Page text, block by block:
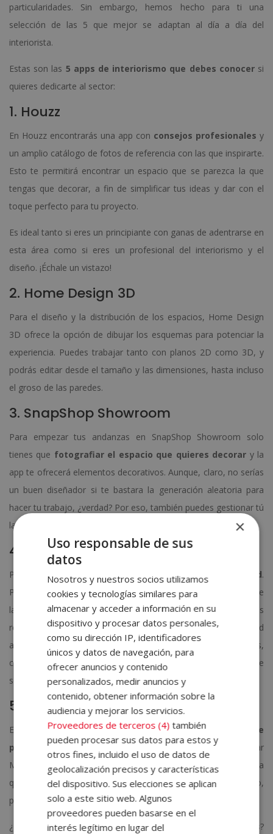
particularidades. Sin embargo, hemos hecho para ti una
selección de las 5 que mejor se adaptan al día a día del
interiorista.
Estas son las 5 apps de interiorismo que debes conocersi
quieres dedicarte al sector:
1. Houzz
En Houzz encontrarás una app con consejos profesionales y
un amplio catálogo de fotos de referencia con las que inspirarte.
Esto te permitirá encontrar un espacio que se parezca la que
tengas que decorar, a fin de simplificar tus ideas y dar con el
toque perfecto para tu proyecto.
Es ideal tanto si eres un principiante con ganas de adentrarse en
esta área como si eres un profesional del interiorismo y el
diseño. ¡Échale un vistazo!
2. Home Design 3D
Para el diseño y la distribución de los espacios, Home Design
3D ofrece la opción de dibujar los esquemas para potenciar la
experiencia. Puedes trabajar tanto con planos 2D como 3D, y
podrás editar desde el tamaño y las dimensiones, hasta incluso
el groso de las paredes.
3. SnapShop Showroom
Para empezar tus andanzas en SnapShop Showroom solo
tienes que fotografiar el espacio que quieres decorar y la
app te ofrecerá elementos decorativos. Aunque, claro, no serías
un buen diseñador si te bastara la generación aleatoria para
hacer tu trabajo, ¿verdad? Por eso, también puedes gestionar tú
la decoración e inspirarte para tu proyecto.
4. Wodomo
Podrás encontrar la app de Wodomo gratuita para Android.
Para comenzar, vas a tener que escanear en 3D la estructura de
la casa o del espacio que quieras decorar. Cuando la hayas
registrado, podrás emplear las herramientas de realidad
aumentada para situar las ventanas, organizar las paredes,
cambiar texturas y colores… Eso sí, realizar la medición puede
ser complicado; no te rindas a la primera.
5. Magic Plan
Esta aplicación se ha diseñado sobre todo para la
creación de
planos de habitaciones. Igual que con Wodomo, para utilizar
Magic Plan deberás escanear la habitación completamente para
que el plano esté bien hecho y, una vez finalizado el proceso,
podrás comenzar a trabajar.
¿Cuál crees que es lamejor app de diseño de interiores?
×
Uso responsable de sus
datos
Nosotros y nuestros socios utilizamos
cookies y tecnologías similares para
almacenar y acceder a información en su
dispositivo y procesar datos personales,
como su dirección IP, identificadores
únicos y datos de navegación, para
ofrecer anuncios y contenido
personalizados, medir anuncios y
contenido, obtener información sobre la
audiencia y mejorar los servicios.
Proveedores de terceros (4) también
pueden procesar sus datos para estos y
otros fines, incluido el uso de datos de
geolocalización precisos y características
del dispositivo. Sus elecciones se aplican
solo a este sitio web. Algunos
proveedores pueden basarse en el
interés legítimo en lugar del